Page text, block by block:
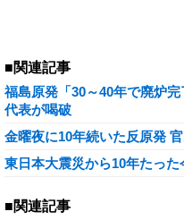
■関連記事
福島原発「30～40年で廃炉
代表が喝破
金曜夜に10年続いた反原発
東日本大震災から10年たっ
■関連記事